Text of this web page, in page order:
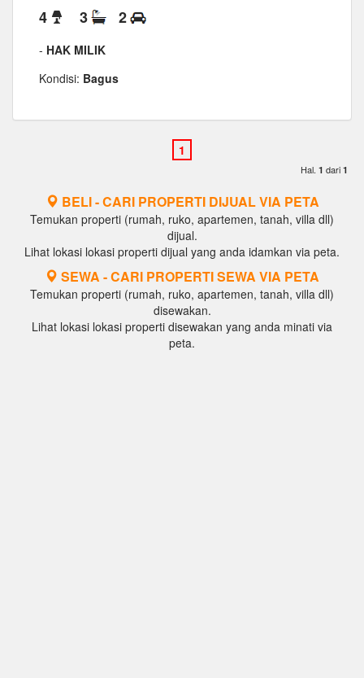
4 3 2
- HAK MILIK
Kondisi: Bagus
Hal. 1 dari 1
BELI - CARI PROPERTI DIJUAL VIA PETA
Temukan properti (rumah, ruko, apartemen, tanah, villa dll)
dijual.
Lihat lokasi lokasi properti dijual yang anda idamkan via peta.
SEWA - CARI PROPERTI SEWA VIA PETA
Temukan properti (rumah, ruko, apartemen, tanah, villa dll)
disewakan.
Lihat lokasi lokasi properti disewakan yang anda minati via
peta.